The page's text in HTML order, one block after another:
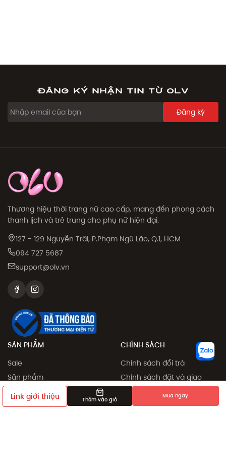
Link giới thiệu Thêm vào giỏ
Mua ngay
Đăng ký nhận tin từ OLV
Đăng ký
Thương hiệu thời trang nữ cao cấp, mang đến phong cách
thanh lịch và trẻ trung cho phụ nữ hiện đại.
127 - 129 Nguyễn Trãi, P.Phạm Ngũ Lão, Q.1, HCM
094 727 5687
support@olv.vn
SẢN PHẨM
Sale
Sản phẩm
Collection
Khám phá
CHÍNH SÁCH
Chính sách đổi trả
Chính sách đặt và giao
hàng
Phương thức thanh toán